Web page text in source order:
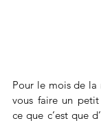
Pour le mois de la
vous faire un
ce que c’est que